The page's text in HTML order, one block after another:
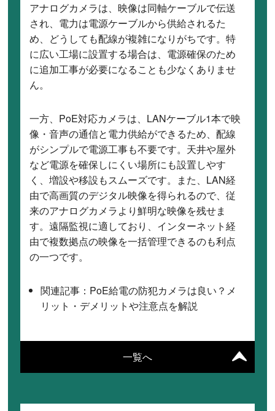
一覧へ
アナログカメラは、映像は同軸ケーブルで伝送
され、電力は電源ケーブルから供給されるた
め、どうしても配線が複雑になりがちです。特
に広い工場に設置する場合は、電源確保のため
に追加工事が必要になることも少なくありませ
ん。
一方、PoE対応カメラは、LANケーブル1本で映
像・音声の通信と電力供給ができるため、配線
がシンプルで電源工事も不要です。天井や屋外
など電源を確保しにくい場所にも設置しやす
く、増設や移設もスムーズです。また、LAN経
由で高画質のデジタル映像を得られるので、従
来のアナログカメラより鮮明な映像を残せま
す。遠隔監視に適しており、インターネット経
由で複数拠点の映像を一括管理できるのも利点
の一つです。
関連記事： PoE給電の防犯カメラは良い？メ
リット・デメリットや注意点を解説